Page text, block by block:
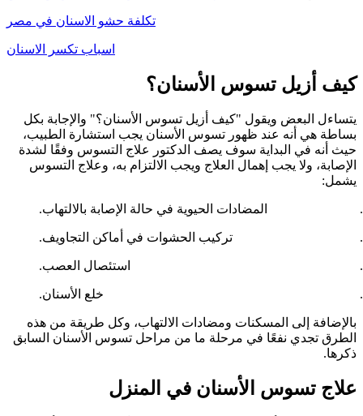
تكلفة حشو الاسنان في مصر
اسباب تكسر الاسنان
كيف أزيل تسوس الأسنان؟
يتساءل البعض ويقول "كيف أزيل تسوس الأسنان؟" والإجابة بكل
بساطة هي أنه عند ظهور تسوس الأسنان يجب استشارة الطبيب،
حيث أنه في البداية سوف يصف الدكتور علاج التسوس وفقًا لشدة
الإصابة، ولا يجب إهمال العلاج ويجب الالتزام به، وعلاج التسوس
يشمل:
المضادات الحيوية في حالة الإصابة بالالتهاب.
تركيب الحشوات في أماكن التجاويف.
استئصال العصب.
خلع الأسنان.
بالإضافة إلى المسكنات ومضادات الالتهاب، وكل طريقة من هذه
الطرق تجدي نفعًا في مرحلة ما من مراحل تسوس الأسنان السابق
ذكرها.
علاج تسوس الأسنان في المنزل